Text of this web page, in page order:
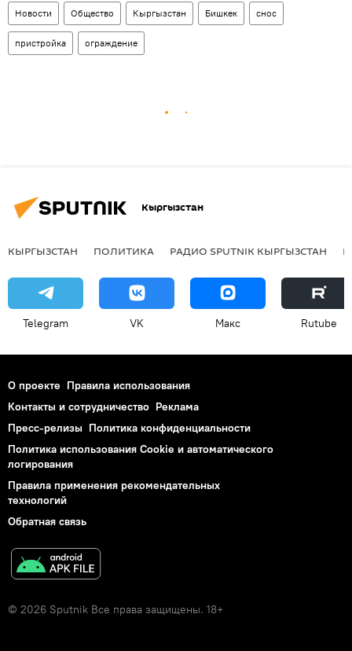
Новости Общество Кыргызстан Бишкек снос
пристройка ограждение
Кыргызстан
КЫРГЫЗСТАН ПОЛИТИКА РАДИО SPUTNIK КЫРГЫЗСТАН
Telegram VK Макс Rutube
О проекте Правила использования
Контакты и сотрудничество Реклама
Пресс-релизы Политика конфиденциальности
Политика использования Cookie и автоматического
логирования
Правила применения рекомендательных
технологий
Обратная связь
© 2026 Sputnik Все права защищены. 18+